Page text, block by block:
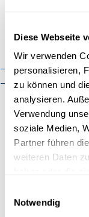
Diese Webseite
Wir verwenden
personalisieren,
zu können und
analysieren.
Verwendung
soziale Medien,
Partner führen
weiteren Daten
Notwendig
Faculté de
informatique
Organisation
Contact
d’interculturalité
langage et
CAS en
La littérature
intéressent ?
Histoire